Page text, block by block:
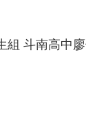
組 斗南高中